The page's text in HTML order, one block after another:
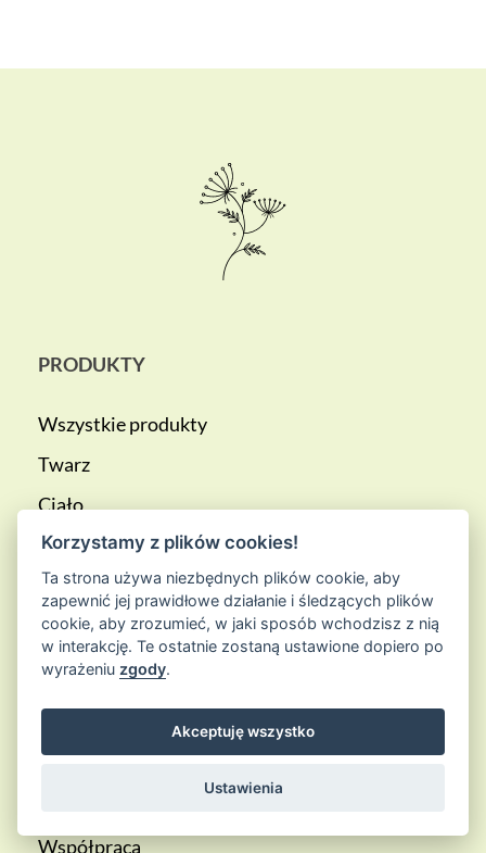
PRODUKTY
Wszystkie produkty
Twarz
Ciało
Aromaterapia
SKLEP
Kontakt
Współpraca
Korzystamy z plików cookies!
Ta strona używa niezbędnych plików cookie, aby
zapewnić jej prawidłowe działanie i śledzących plików
cookie, aby zrozumieć, w jaki sposób wchodzisz z nią
w interakcję. Te ostatnie zostaną ustawione dopiero po
wyrażeniu zgody.
Akceptuję wszystko
Ustawienia